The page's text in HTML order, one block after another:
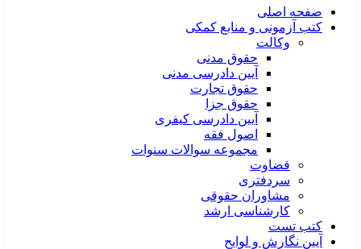
صفحه اصلی
کتب آزمونی و منابع کمکی
وکالت
حقوق مدنی
آیین دادرسی مدنی
حقوق تجارت
حقوق جزا
آیین دادرسی کیفری
اصول فقه
مجموعه سوالات سنوات
قضاوت
سردفتری
مشاوران حقوقی
کارشناسی ارشد
کتب تست
آیین نگارش و لوایح